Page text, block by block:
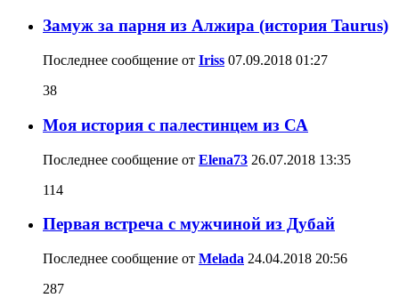
Замуж за парня из Алжира (история Taurus)
Последнее сообщение от Iriss 07.09.2018 01:27
38
Моя история с палестинцем из СА
Последнее сообщение от Elena73 26.07.2018 13:35
114
Первая встреча с мужчиной из Дубай
Последнее сообщение от Melada 24.04.2018 20:56
287